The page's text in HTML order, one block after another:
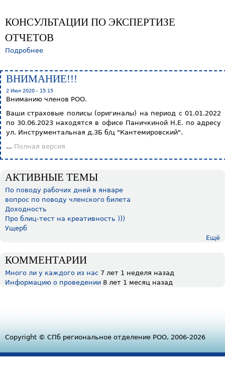
КОНСУЛЬТАЦИИ ПО ЭКСПЕРТИЗЕ
ОТЧЕТОВ
Подробнее
ВНИМАНИЕ!!!
2 Июл 2020 - 15:15
Вниманию членов РОО.
Ваши страховые полисы (оригиналы) на период с 01.01.2022
по 30.06.2023 находятся в офисе Паничкиной Н.Е. по адресу
ул. Инструментальная д.3Б б/ц "Кантемировский".
... Полная версия
АКТИВНЫЕ ТЕМЫ
По поводу рабочих дней в январе
вопрос по поводу членского билета
Доходность
Про блиц-тест на креативность )))
Ущерб
Ещё
КОММЕНТАРИИ
Много ли у каждого из нас 7 лет 1 неделя назад
Информацию о проведении 8 лет 1 месяц назад
Copyright © СПб региональное отделение РОО, 2006-2026